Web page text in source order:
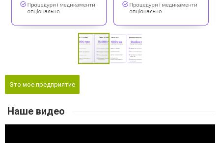
Это мое предприятие
Наше видео